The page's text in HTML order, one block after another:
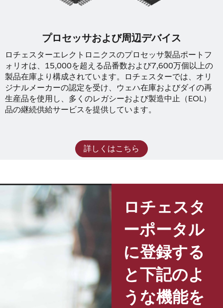
プロセッサおよび周辺デバイス
ロチェスターエレクトロニクスのプロセッサ製品ポートフ
ォリオは、15,000を超える品番数および7,600万個以上の
製品在庫より構成されています。ロチェスターでは、オリ
ジナルメーカーの認定を受け、ウェハ在庫およびダイの再
生産品を使用し、多くのレガシーおよび製造中止（EOL）
品の継続供給サービスを提供しています。
詳しくはこちら
ロチェスタ
ーポータル
に登録する
と下記のよ
うな機能を